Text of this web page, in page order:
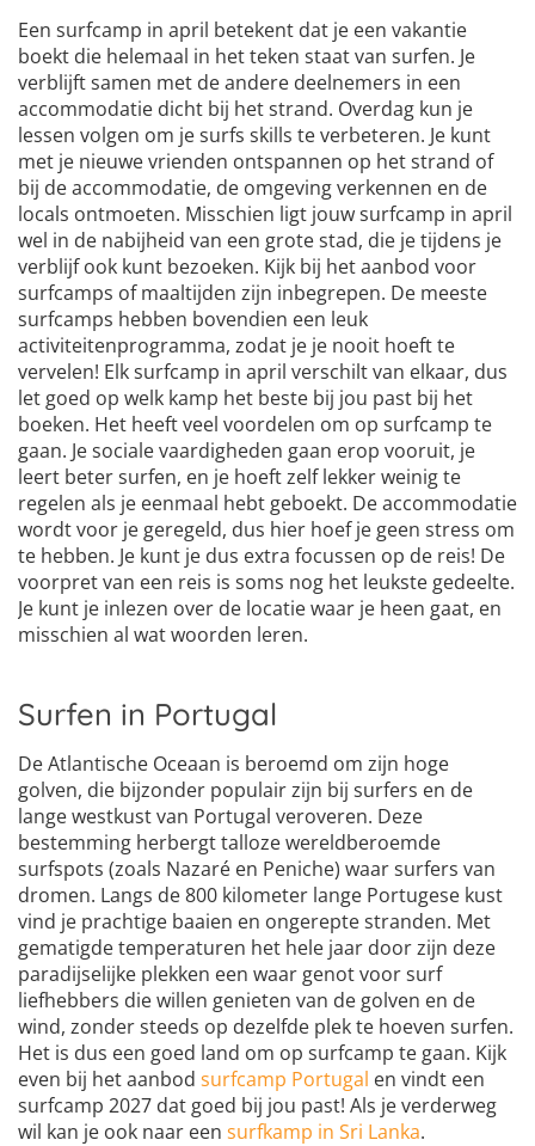
Een surfcamp in april betekent dat je een vakantie
boekt die helemaal in het teken staat van surfen. Je
verblijft samen met de andere deelnemers in een
accommodatie dicht bij het strand. Overdag kun je
lessen volgen om je surfs skills te verbeteren. Je kunt
met je nieuwe vrienden ontspannen op het strand of
bij de accommodatie, de omgeving verkennen en de
locals ontmoeten. Misschien ligt jouw surfcamp in april
wel in de nabijheid van een grote stad, die je tijdens je
verblijf ook kunt bezoeken. Kijk bij het aanbod voor
surfcamps of maaltijden zijn inbegrepen. De meeste
surfcamps hebben bovendien een leuk
activiteitenprogramma, zodat je je nooit hoeft te
vervelen! Elk surfcamp in april verschilt van elkaar, dus
let goed op welk kamp het beste bij jou past bij het
boeken. Het heeft veel voordelen om op surfcamp te
gaan. Je sociale vaardigheden gaan erop vooruit, je
leert beter surfen, en je hoeft zelf lekker weinig te
regelen als je eenmaal hebt geboekt. De accommodatie
wordt voor je geregeld, dus hier hoef je geen stress om
te hebben. Je kunt je dus extra focussen op de reis! De
voorpret van een reis is soms nog het leukste gedeelte.
Je kunt je inlezen over de locatie waar je heen gaat, en
misschien al wat woorden leren.
Surfen in Portugal
De Atlantische Oceaan is beroemd om zijn hoge
golven, die bijzonder populair zijn bij surfers en de
lange westkust van Portugal veroveren. Deze
bestemming herbergt talloze wereldberoemde
surfspots (zoals Nazaré en Peniche) waar surfers van
dromen. Langs de 800 kilometer lange Portugese kust
vind je prachtige baaien en ongerepte stranden. Met
gematigde temperaturen het hele jaar door zijn deze
paradijselijke plekken een waar genot voor surf
liefhebbers die willen genieten van de golven en de
wind, zonder steeds op dezelfde plek te hoeven surfen.
Het is dus een goed land om op surfcamp te gaan. Kijk
even bij het aanbod surfcamp Portugal en vindt een
surfcamp 2027 dat goed bij jou past! Als je verderweg
wil kan je ook naar een surfkamp in Sri Lanka.